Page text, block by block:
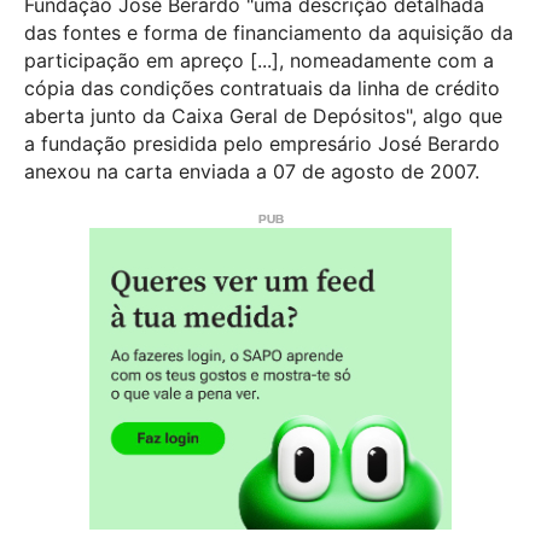
Fundação José Berardo "uma descrição detalhada
das fontes e forma de financiamento da aquisição da
participação em apreço [...], nomeadamente com a
cópia das condições contratuais da linha de crédito
aberta junto da Caixa Geral de Depósitos", algo que
a fundação presidida pelo empresário José Berardo
anexou na carta enviada a 07 de agosto de 2007.